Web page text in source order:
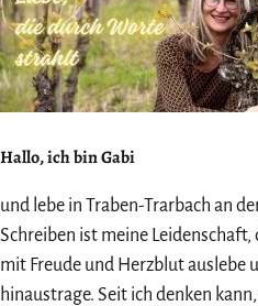
Hallo, ich bin Gabi
und lebe in Traben-Trarbach an
Schreiben ist meine
mit Freude und Herzblut auslebe
hinaustrage. Seit ich denken